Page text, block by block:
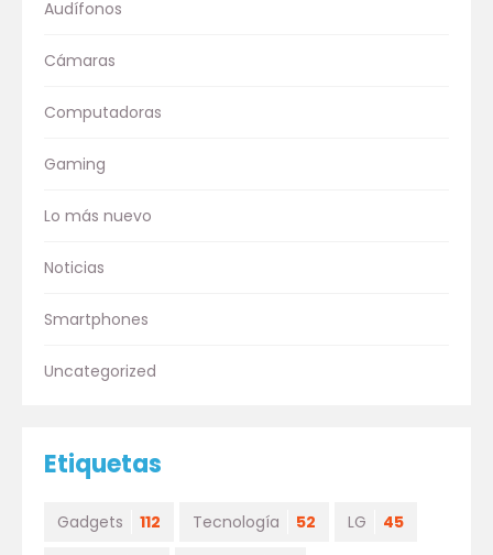
Audífonos
Cámaras
Computadoras
Gaming
Lo más nuevo
Noticias
Smartphones
Uncategorized
Etiquetas
Gadgets 112 Tecnología 52 LG 45